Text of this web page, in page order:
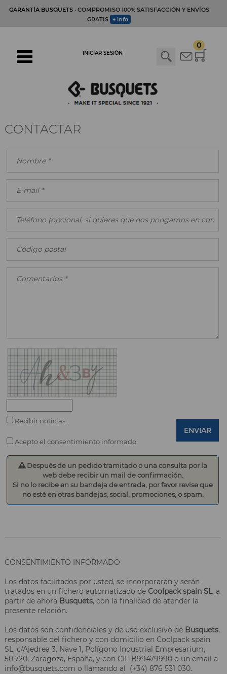
GARANTÍA BUSQUETS· COMPROMISO 100% SATISFACCIÓN Y ENVÍOS
GRATIS + info
0
INICIAR SESIÓN
CONTACTAR
Recibir noticias.
Acepto el consentimiento informado.
ENVIAR
Después de un pedido tramitado o una consulta por la
web debe recibir un mail de confirmación.
Si no lo recibe en su bandeja de entrada, por favor revise que
no esté en otras bandejas, social, promociones, o spam.
CONSENTIMIENTO INFORMADO
Los datos facilitados por usted, se incorporarán y serán
tratados en un fichero automatizado de Coolpack spain SL, a
partir de ahora Busquets, con la finalidad de atender la
presente relación.
Los datos son confidenciales y de uso exclusivo de Busquets,
responsable del fichero y con domicilio en Coolpack spain
SL, c/Ajedrea 3. Nave 1, Polígono Industrial Empresarium,
50.720, Zaragoza, España, y con CIF B99479990 o un email a
info@busquets.com o llamando al (+34) 876 531 030.